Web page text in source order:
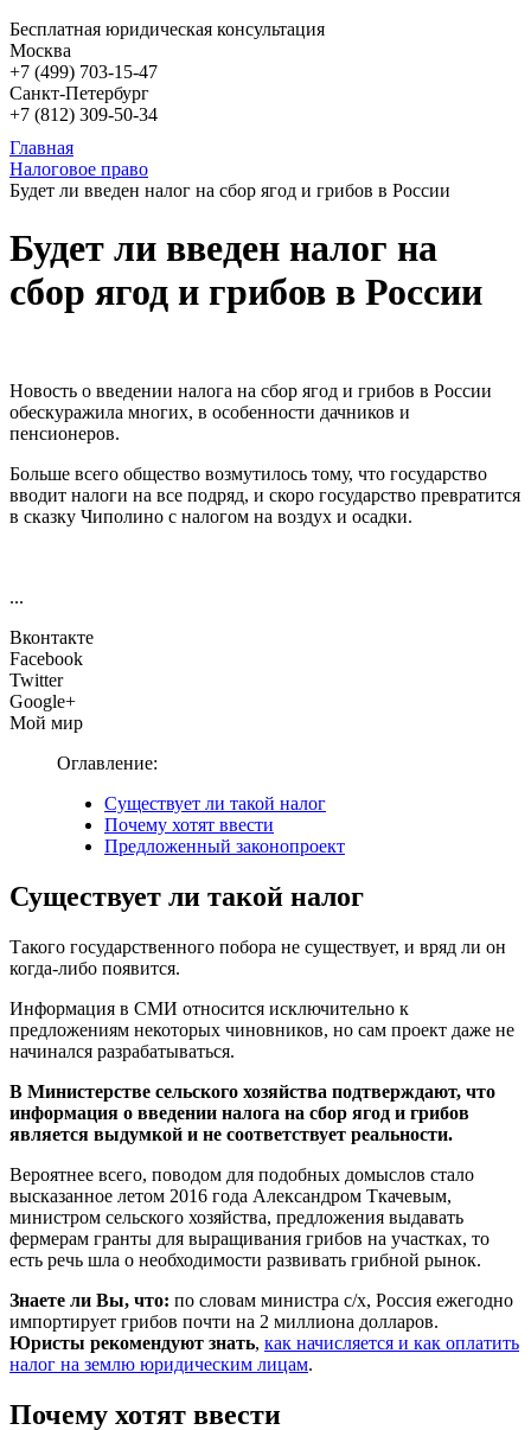
Бесплатная юридическая консультация
Москва
+7 (499) 703-15-47
Санкт-Петербург
+7 (812) 309-50-34
Главная
Налоговое право
Будет ли введен налог на сбор ягод и грибов в России
Будет ли введен налог на
сбор ягод и грибов в России
Новость о введении налога на сбор ягод и грибов в России
обескуражила многих, в особенности дачников и
пенсионеров.
Больше всего общество возмутилось тому, что государство
вводит налоги на все подряд, и скоро государство превратится
в сказку Чиполино с налогом на воздух и осадки.
...
Вконтакте
Facebook
Twitter
Google+
Мой мир
Оглавление:
Существует ли такой налог
Почему хотят ввести
Предложенный законопроект
Существует ли такой налог
Такого государственного побора не существует, и вряд ли он
когда-либо появится.
Информация в СМИ относится исключительно к
предложениям некоторых чиновников, но сам проект даже не
начинался разрабатываться.
В Министерстве сельского хозяйства подтверждают, что
информация о введении налога на сбор ягод и грибов
является выдумкой и не соответствует реальности.
Вероятнее всего, поводом для подобных домыслов стало
высказанное летом 2016 года Александром Ткачевым,
министром сельского хозяйства, предложения выдавать
фермерам гранты для выращивания грибов на участках, то
есть речь шла о необходимости развивать грибной рынок.
Знаете ли Вы, что: по словам министра с/х, Россия ежегодно
импортирует грибов почти на 2 миллиона долларов.
Юристы рекомендуют знать, как начисляется и как оплатить
налог на землю юридическим лицам.
Почему хотят ввести